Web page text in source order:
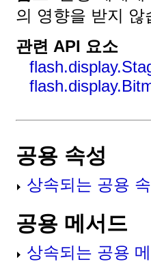
의 영향을 받지 않
관련 API 요소
공용 속성
상속되는 공용
공용 메서드
상속되는 공용